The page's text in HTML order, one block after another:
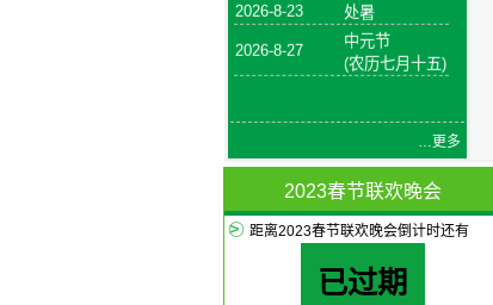
2026-8-27
中元节
(农历七月十五)
…更多
2023春节联欢晚会
距离2023春节联欢晚会倒计时还有
已过期